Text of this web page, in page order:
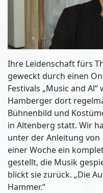
Ihre Leidenschaft fürs
geweckt durch einen
Festivals „Music and
Hamberger dort
Bühnenbild und
in Altenberg statt. Wir
unter der Anleitung von
einer Woche ein
gestellt, die Musik
blickt sie zurück. „Die
Hammer.“